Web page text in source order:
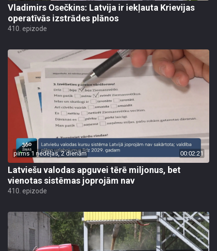
Vladimirs Osečkins: Latvija ir iekļauta Krievijas
operatīvās izstrādes plānos
410. epizode
pirms 1 nedēļas, 2 dienām 00:02:21
Latviešu valodas apguvei tērē miljonus, bet
vienotas sistēmas joprojām nav
410. epizode